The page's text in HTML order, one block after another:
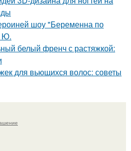
шоу "Беременна по
Ю.
белый френч с растяжкой:
для вьющихся волос: советы